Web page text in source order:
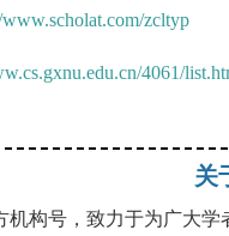
www.scholat.com/zcltyp
4061/
关
机构号，致力于为广大